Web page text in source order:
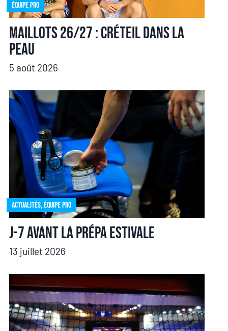
Équipe pro
Maillots 26/27 : Créteil dans la
peau
5 août 2026
Actualités,Équipe pro
J-7 avant la prépa estivale
13 juillet 2026